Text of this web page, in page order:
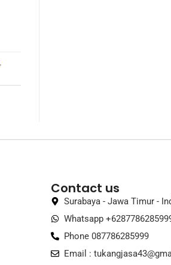
Contact us
Surabaya - Jawa Timur -
Whatsapp
Phone 087786285999
Email :